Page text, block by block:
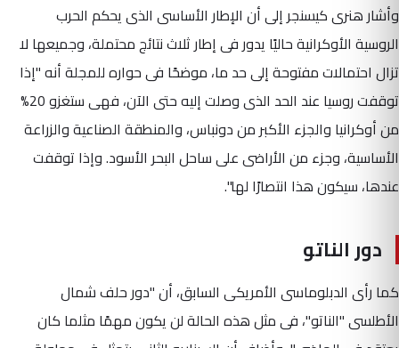
وأشار هنرى كيسنجر إلى أن الإطار الأساسى الذى يحكم الحرب
الروسية الأوكرانية حاليًا يدور فى إطار ثلاث نتائج محتملة، وجميعها لا
تزال احتمالات مفتوحة إلى حد ما، موضحًا فى حواره للمجلة أنه "إذا
توقفت روسيا عند الحد الذى وصلت إليه حتى الآن، فهى ستغزو 20%
من أوكرانيا والجزء الأكبر من دونباس، والمنطقة الصناعية والزراعة
الأساسية، وجزء من الأراضى على ساحل البحر الأسود. وإذا توقفت
عندها، سيكون هذا انتصارًا لها".
دور الناتو
كما رأى الدبلوماسى الأمريكى السابق، أن "دور حلف شمال
الأطلسى "الناتو"، فى مثل هذه الحالة لن يكون مهمًا مثلما كان